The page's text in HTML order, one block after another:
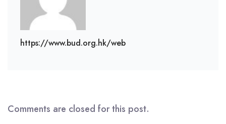
https://www.bud.org.hk/web
Comments are closed for this post.